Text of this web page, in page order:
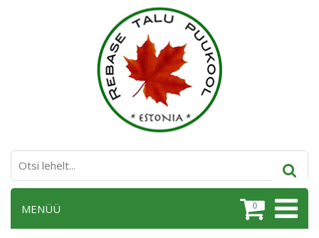
0
MENÜÜ